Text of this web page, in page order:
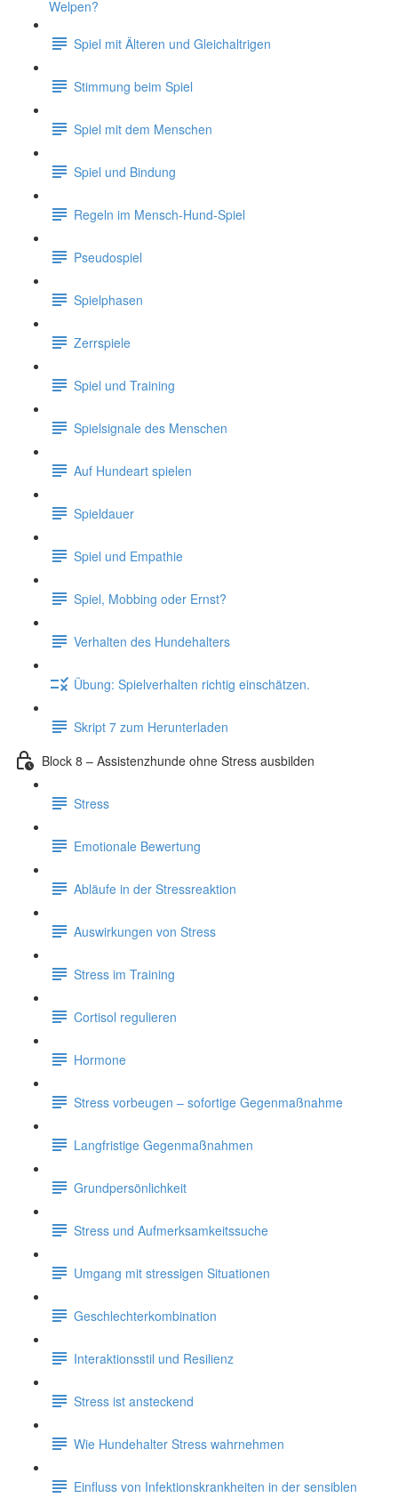
Welpen?
Spiel mit Älteren und Gleichaltrigen
Stimmung beim Spiel
Spiel mit dem Menschen
Spiel und Bindung
Regeln im Mensch-Hund-Spiel
Pseudospiel
Spielphasen
Zerrspiele
Spiel und Training
Spielsignale des Menschen
Auf Hundeart spielen
Spieldauer
Spiel und Empathie
Spiel, Mobbing oder Ernst?
Verhalten des Hundehalters
Übung: Spielverhalten richtig einschätzen.
Skript 7 zum Herunterladen
Block 8 – Assistenzhunde ohne Stress ausbilden
Stress
Emotionale Bewertung
Abläufe in der Stressreaktion
Auswirkungen von Stress
Stress im Training
Cortisol regulieren
Hormone
Stress vorbeugen – sofortige Gegenmaßnahme
Langfristige Gegenmaßnahmen
Grundpersönlichkeit
Stress und Aufmerksamkeitssuche
Umgang mit stressigen Situationen
Geschlechterkombination
Interaktionsstil und Resilienz
Stress ist ansteckend
Wie Hundehalter Stress wahrnehmen
Einfluss von Infektionskrankheiten in der sensiblen